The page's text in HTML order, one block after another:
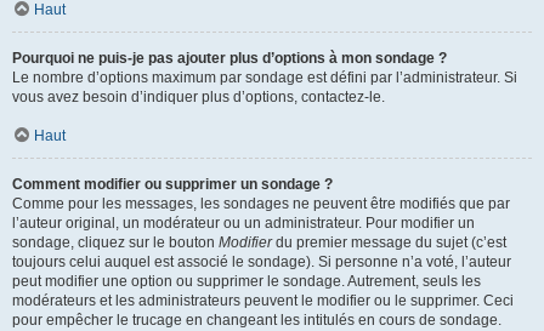
Haut
Pourquoi ne puis-je pas ajouter plus d’options à mon sondage ?
Le nombre d’options maximum par sondage est défini par l’administrateur. Si
vous avez besoin d’indiquer plus d’options, contactez-le.
Haut
Comment modifier ou supprimer un sondage ?
Comme pour les messages, les sondages ne peuvent être modifiés que par
l’auteur original, un modérateur ou un administrateur. Pour modifier un
sondage, cliquez sur le bouton Modifierdu premier message du sujet (c’est
toujours celui auquel est associé le sondage). Si personne n’a voté, l’auteur
peut modifier une option ou supprimer le sondage. Autrement, seuls les
modérateurs et les administrateurs peuvent le modifier ou le supprimer. Ceci
pour empêcher le trucage en changeant les intitulés en cours de sondage.